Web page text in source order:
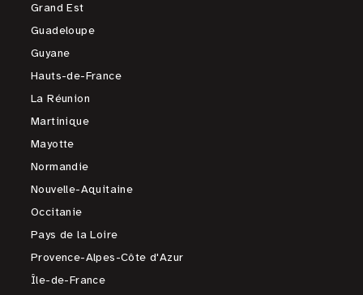
Grand Est
Guadeloupe
Guyane
Hauts-de-France
La Réunion
Martinique
Mayotte
Normandie
Nouvelle-Aquitaine
Occitanie
Pays de la Loire
Provence-Alpes-Côte d'Azur
Île-de-France